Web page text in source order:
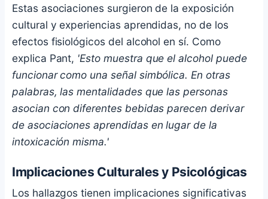
Estas asociaciones surgieron de la exposición
cultural y experiencias aprendidas, no de los
efectos fisiológicos del alcohol en sí. Como
explica Pant, 'Esto muestra que el alcohol puede
funcionar como una señal simbólica. En otras
palabras, las mentalidades que las personas
asocian con diferentes bebidas parecen derivar
de asociaciones aprendidas en lugar de la
intoxicación misma.'
Implicaciones Culturales y Psicológicas
Los hallazgos tienen implicaciones significativas